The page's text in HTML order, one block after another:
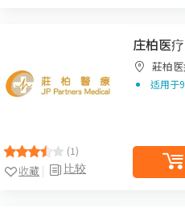
(1)
比较
收藏
庄柏医
莊柏
适用于